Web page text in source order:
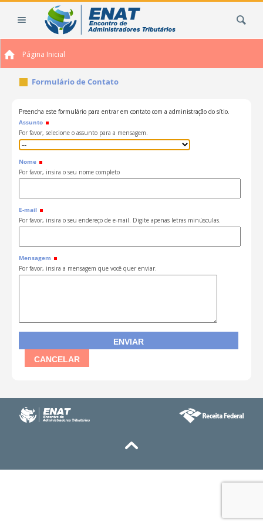
Página Inicial
Formulário de Contato
Preencha este formulário para entrar em contato com a administração do sítio.
Assunto
Por favor, selecione o assunto para a mensagem.
Nome
Por favor, insira o seu nome completo
E-mail
Por favor, insira o seu endereço de e-mail. Digite apenas letras minúsculas.
Mensagem
Por favor, insira a mensagem que você quer enviar.